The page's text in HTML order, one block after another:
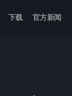
下载 官方新闻